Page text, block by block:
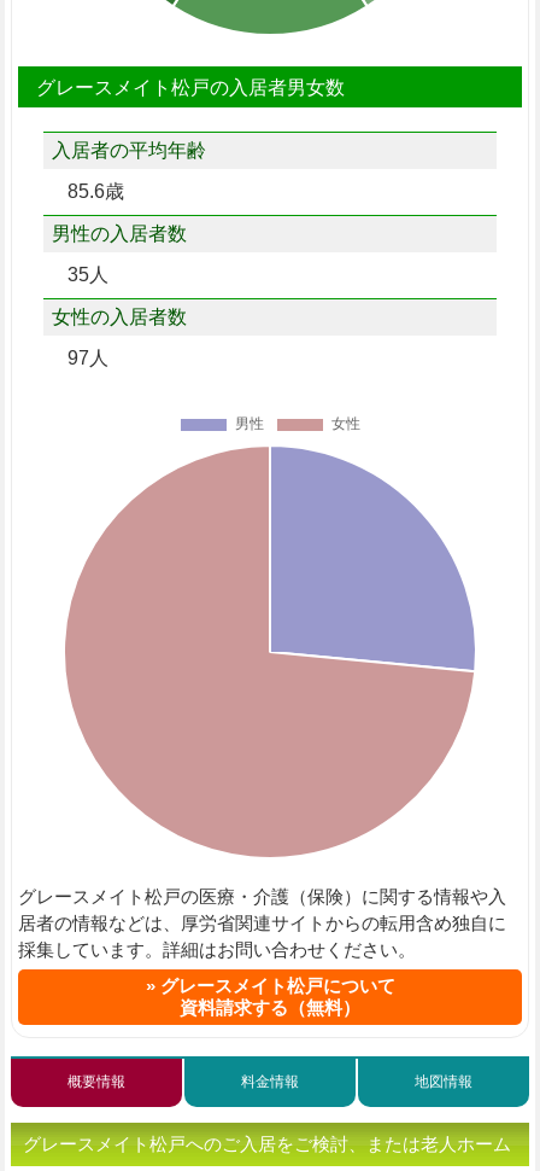
グレースメイト松戸の入居者男女数
入居者の平均年齢
85.6歳
男性の入居者数
35人
女性の入居者数
97人
グレースメイト松戸の医療・介護（保険）に関する情報や入
居者の情報などは、厚労省関連サイトからの転用含め独自に
採集しています。詳細はお問い合わせください。
グレースメイト松戸について
資料請求する（無料）
概要情報 料金情報 地図情報
グレースメイト松戸へのご入居をご検討、または老人ホーム